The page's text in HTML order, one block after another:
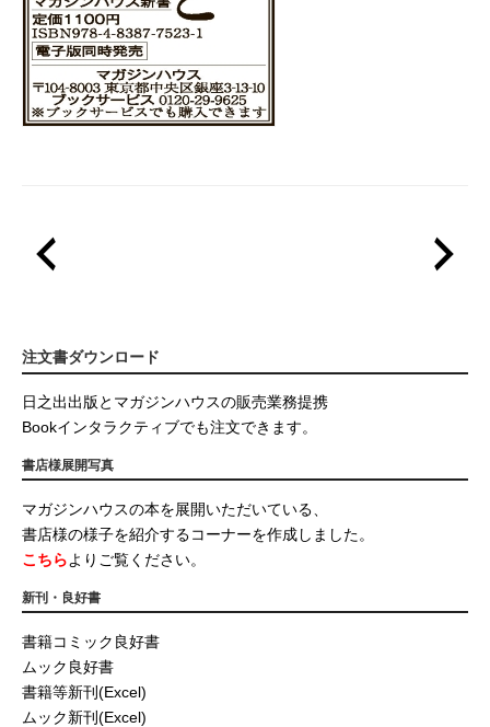
注文書ダウンロード
日之出出版とマガジンハウスの販売業務提携
Bookインタラクティブでも注文できます。
書店様展開写真
マガジンハウスの本を展開いただいている、
書店様の様子を紹介するコーナーを作成しました。
こちらよりご覧ください。
新刊・良好書
書籍コミック良好書
ムック良好書
書籍等新刊(Excel)
ムック新刊(Excel)